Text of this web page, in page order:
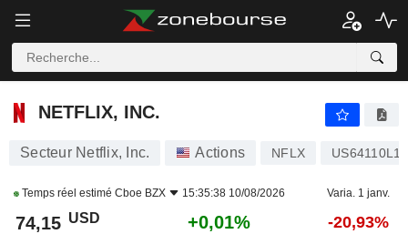
NETFLIX, INC.
NETFLIX, INC.
Secteur Netflix, Inc. Actions NFLX
Temps réel estimé Cboe BZX 15:35:38 10/08/2026 Varia. 1 janv.
74,15 USD +0,01% -20,93%